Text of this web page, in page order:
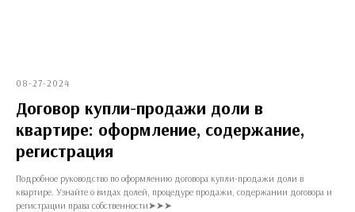
08-27-2024
Договор купли-продажи доли в
квартире: оформление, содержание,
регистрация
Подробное руководство по оформлению договора купли-продажи доли в
квартире. Узнайте о видах долей, процедуре продажи, содержании договора и
регистрации права собственности➤➤➤